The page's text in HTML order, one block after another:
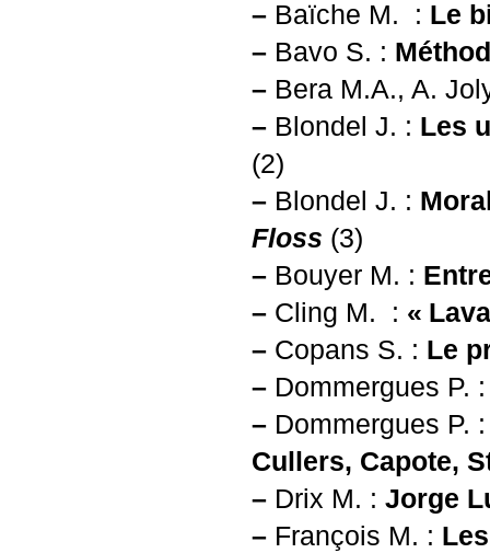
– Baïche M. : Le
– Bavo S. :
– Bera M.A., A.
– Blondel J. : Les
(2)
– Blondel J. :
Floss (3)
– Bouyer M. :
– Cling M. : «
– Copans S. : Le
– Dommergues P.
– Dommergues P. :
Cullers, Capote,
– Drix M. : Jorge
– François M. :